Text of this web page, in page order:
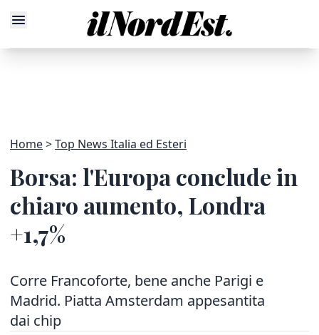
Home Top News Italia ed Esteri
Borsa: l'Europa conclude in
chiaro aumento, Londra
+1,7%
Corre Francoforte, bene anche Parigi e
Madrid. Piatta Amsterdam appesantita
dai chip